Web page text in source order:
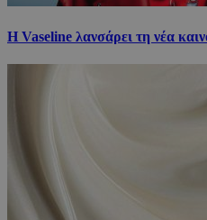
Η Vaseline λανσάρει τη νέα